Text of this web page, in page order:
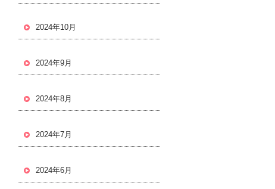
2024年10月
2024年9月
2024年8月
2024年7月
2024年6月